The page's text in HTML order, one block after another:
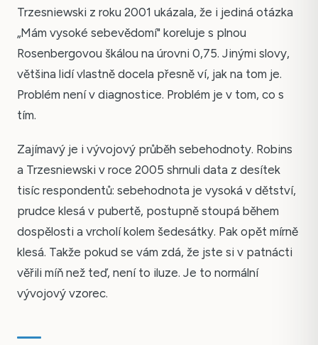
Trzesniewski z roku 2001 ukázala, že i jediná otázka
„Mám vysoké sebevědomí" koreluje s plnou
Rosenbergovou škálou na úrovni 0,75. Jinými slovy,
většina lidí vlastně docela přesně ví, jak na tom je.
Problém není v diagnostice. Problém je v tom, co s
tím.
Zajímavý je i vývojový průběh sebehodnoty. Robins
a Trzesniewski v roce 2005 shrnuli data z desítek
tisíc respondentů: sebehodnota je vysoká v dětství,
prudce klesá v pubertě, postupně stoupá během
dospělosti a vrcholí kolem šedesátky. Pak opět mírně
klesá. Takže pokud se vám zdá, že jste si v patnácti
věřili míň než teď, není to iluze. Je to normální
vývojový vzorec.